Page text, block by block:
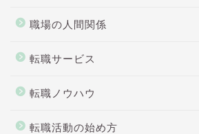
職場の人間関係
転職サービス
転職ノウハウ
転職活動の始め方